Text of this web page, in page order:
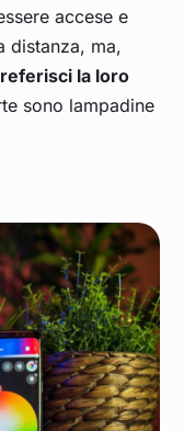
accese e
distanza, ma,
la loro
sono lampadine